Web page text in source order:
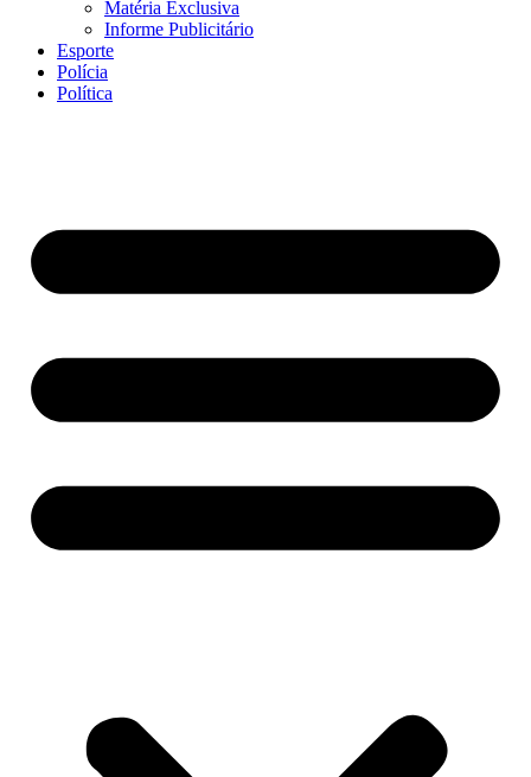
Matéria Exclusiva
Informe Publicitário
Esporte
Polícia
Política